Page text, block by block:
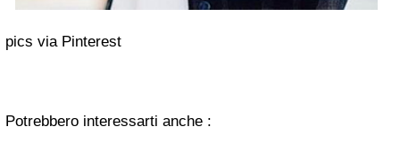
pics via Pinterest
Potrebbero interessarti anche :